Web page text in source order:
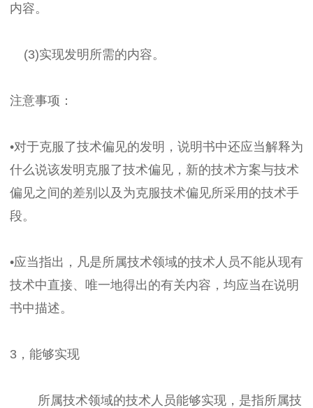
内容。
(3)实现发明所需的内容。
注意事项：
•对于克服了技术偏见的发明，说明书中还应当解释为
什么说该发明克服了技术偏见，新的技术方案与技术
偏见之间的差别以及为克服技术偏见所采用的技术手
段。
•应当指出，凡是所属技术领域的技术人员不能从现有
技术中直接、唯一地得出的有关内容，均应当在说明
书中描述。
3，能够实现
所属技术领域的技术人员能够实现，是指所属技